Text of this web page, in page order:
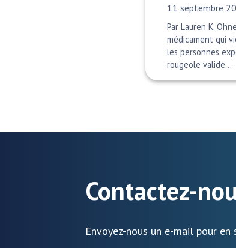
Date publiée:
11 septembre
Par Lauren K.
médicament qui
les personnes
rougeole valide…
Contactez-
Envoyez-nous un e-mail pour